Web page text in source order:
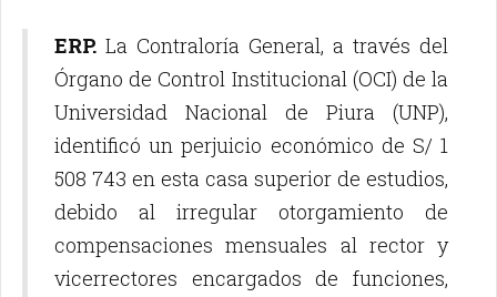
ERP. La Contraloría General, a través del
Órgano de Control Institucional (OCI) de la
Universidad Nacional de Piura (UNP),
identificó un perjuicio económico de S/ 1
508 743 en esta casa superior de estudios,
debido al irregular otorgamiento de
compensaciones mensuales al rector y
vicerrectores encargados de funciones,